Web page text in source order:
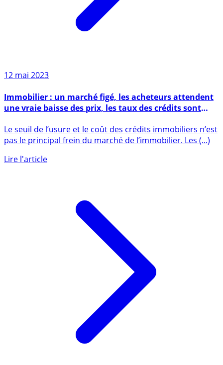
12 mai 2023
Immobilier : un marché figé, les acheteurs attendent
une vraie baisse des prix, les taux des crédits sont
secondaires
pas le principal frein du marché de l’immobilier. Les (...)